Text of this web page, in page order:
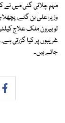
مہم چلائی گئی میں نے
وزیراعلیٰ بن گئے،
تو بیرون ملک علاج
غریبوں پر کیا گزرتی
جاتے ہیں۔